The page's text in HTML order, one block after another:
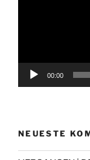
00:00
NEUESTE